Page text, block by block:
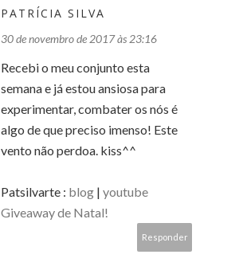
PATRÍCIA SILVA
30 de novembro de 2017 às 23:16
Recebi o meu conjunto esta
semana e já estou ansiosa para
experimentar, combater os nós é
algo de que preciso imenso! Este
vento não perdoa. kiss^^
Patsilvarte : blog | youtube
Giveaway de Natal!
Responder